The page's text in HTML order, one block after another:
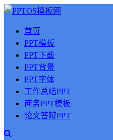
首页
PPT模板
PPT下载
PPT背景
PPT字体
工作总结PPT
商务PPT模板
论文答辩PPT